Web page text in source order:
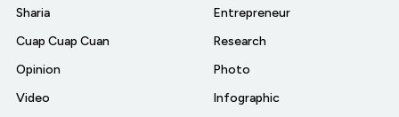
Sharia
Cuap Cuap Cuan
Opinion
Video
Entrepreneur
Research
Photo
Infographic